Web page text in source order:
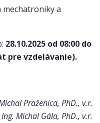
mechatroniky a
28.10.2025 od 08:00 do
pre vzdelávanie).
Praženica, PhD., v.r.
Ing. Michal Gála, PhD., v.r.